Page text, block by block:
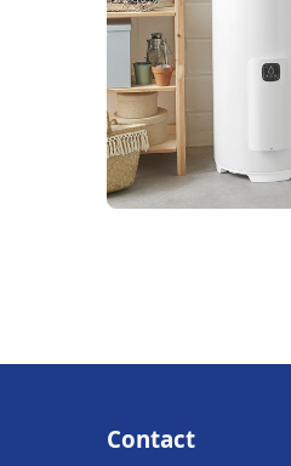
Contact